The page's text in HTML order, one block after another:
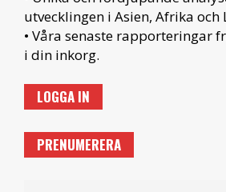
utvecklingen i Asien, Afrika
• Våra senaste rapporteringar
i din inkorg.
LOGGA IN
PRENUMERERA